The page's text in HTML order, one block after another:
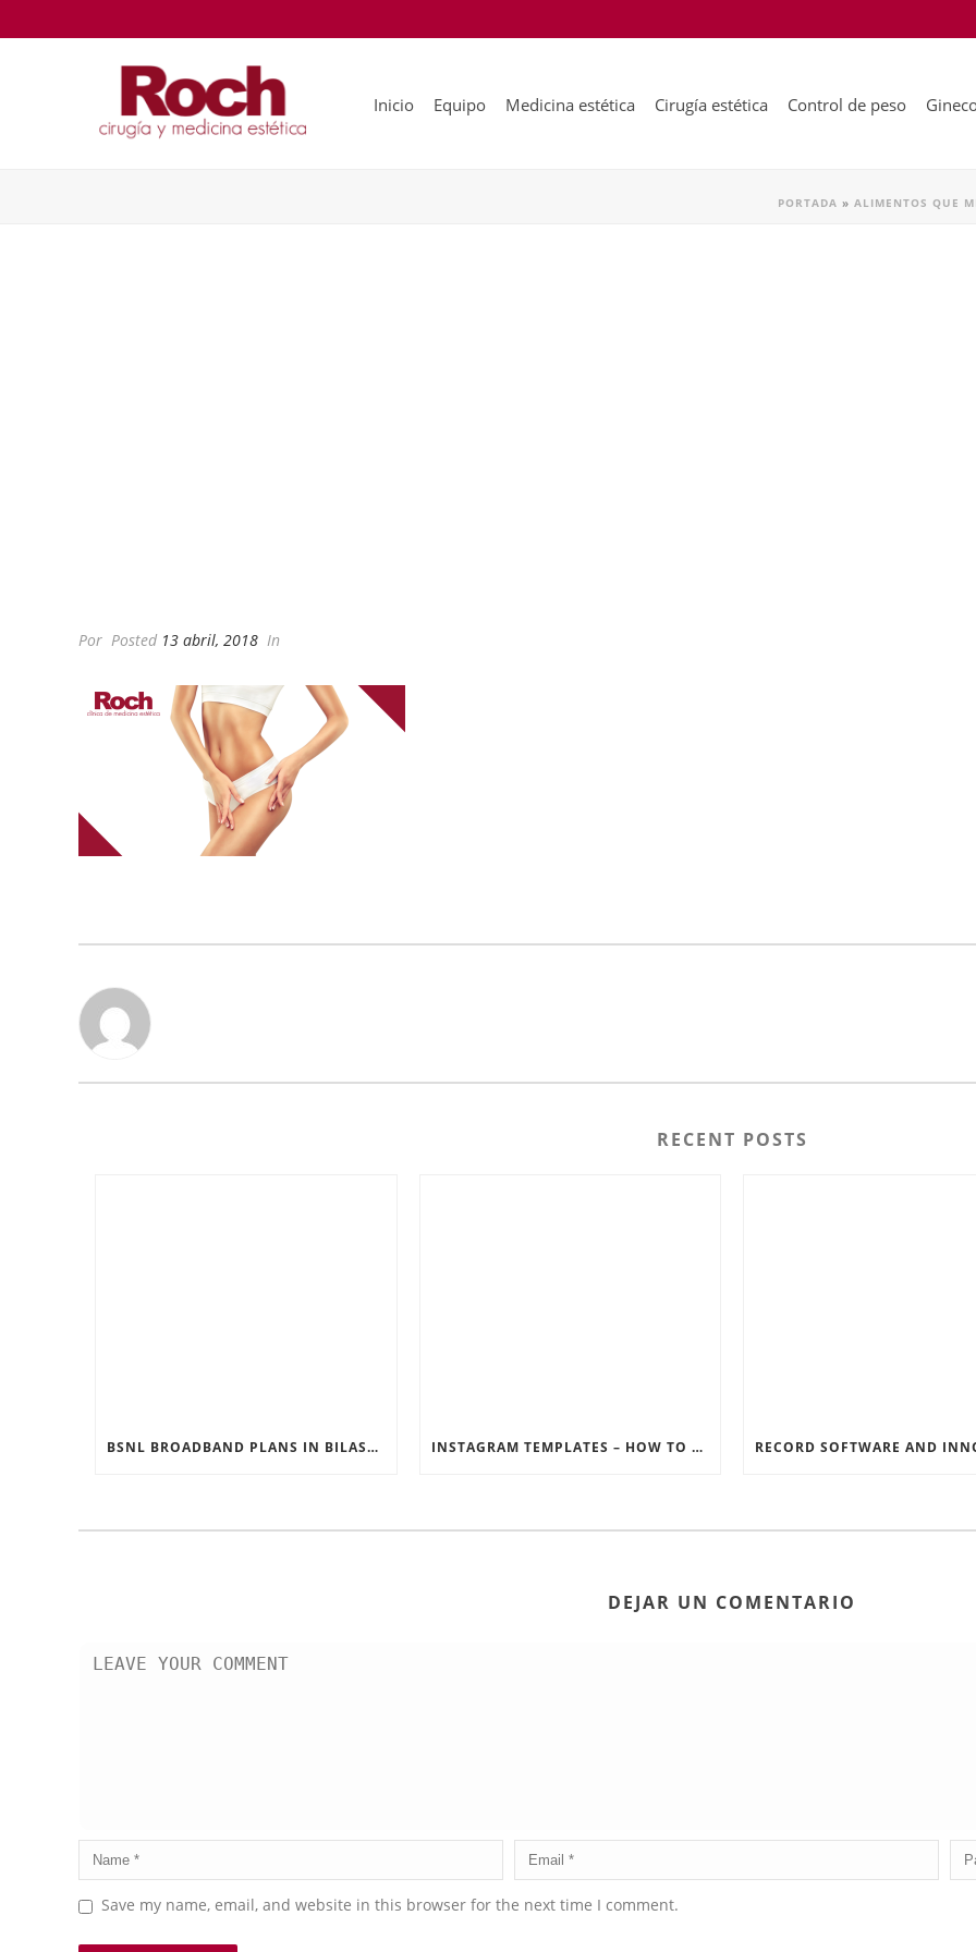
Inicio Equipo Medicina estética Cirugía estética Control de peso
PORTADA » ALIMENTOS QUE
Por Posted 13 abril, 2018 In
RECENT POSTS
BSNL BROADBAND PLANS IN BILASPUR INSTAGRAM TEMPLATES – HOW TO GET THE MOST OUT OF THE SOCIAL MEDIA FEEDS
DEJAR UN COMENTARIO
Save my name, email, and website in this browser for the next time I comment.